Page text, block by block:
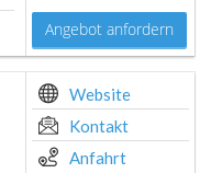
Angebot anfordern
Website
Kontakt
Anfahrt